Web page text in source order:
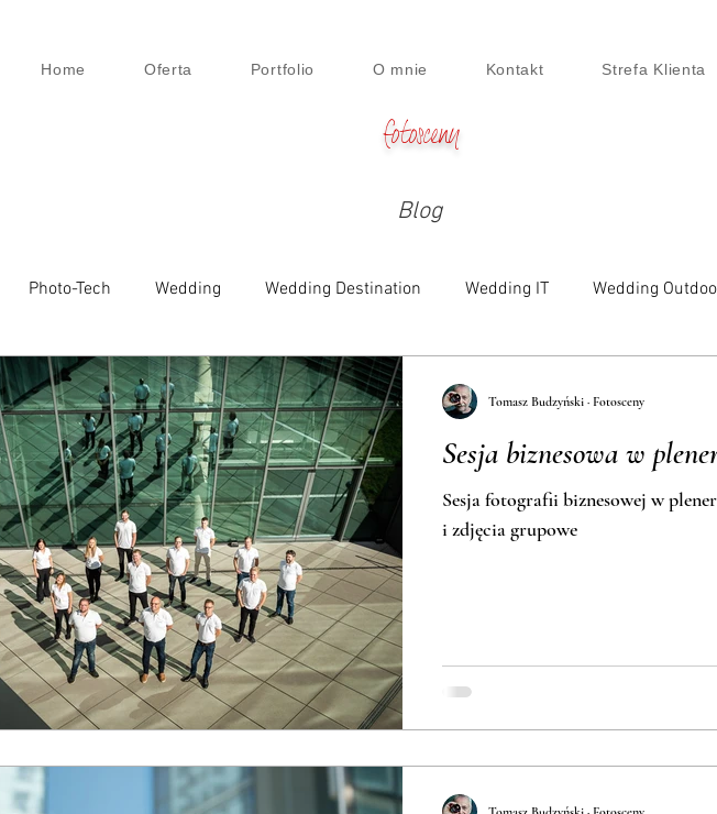
Home Oferta Portfolio O mnie Kontakt Strefa Klienta
fotosceny
Blog
Photo-Tech Wedding Wedding Destination Wedding IT Wedding
Wedding Venice Family Engagement
Event Business Session Food Maternity
Sesja biznesowa w
Sesja fotografii biznesowej w
i zdjęcia grupowe
Tomasz Budzyński · Fotosceny